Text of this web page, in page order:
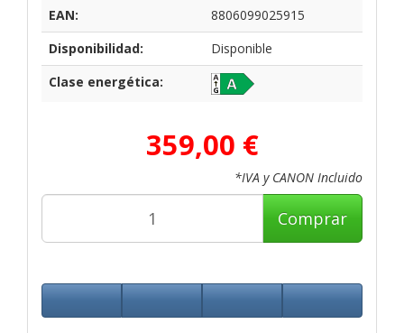
EAN:
8806099025915
Disponibilidad:
Disponible
Clase energética:
359,00 €
*IVA y CANON Incluido
Comprar